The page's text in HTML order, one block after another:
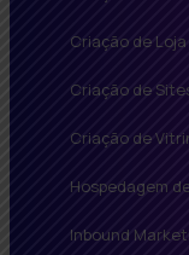
Criação de
Criação de
Criação de
Hospedagem
Inbound